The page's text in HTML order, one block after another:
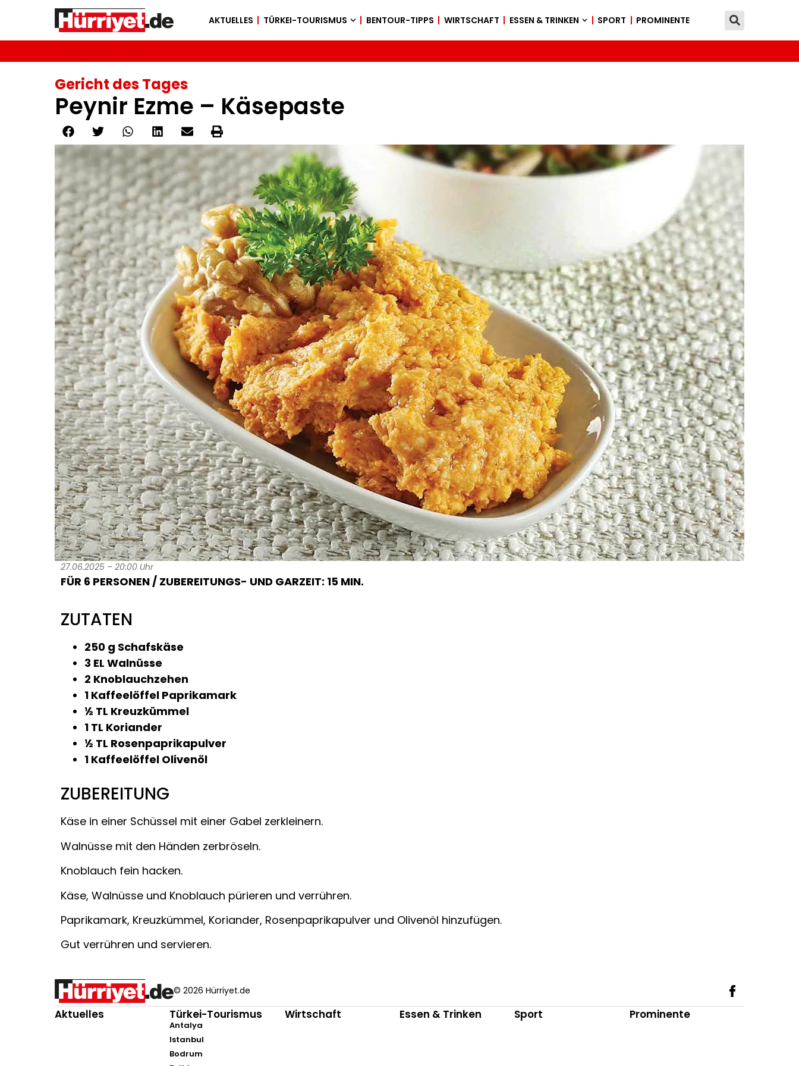
AKTUELLES TÜRKEI-TOURISMUS BENTOUR-TIPPS WIRTSCHAFT ESSEN & TRINKEN SPORT PROMINENTE
Gericht des Tages
Peynir Ezme – Käsepaste
27.06.2025 – 20:00 Uhr
FÜR 6 PERSONEN / ZUBEREITUNGS- UND GARZEIT: 15 MIN.
ZUTATEN
250 g Schafskäse
3 EL Walnüsse
2 Knoblauchzehen
1 Kaffeelöffel Paprikamark
½ TL Kreuzkümmel
1 TL Koriander
½ TL Rosenpaprikapulver
1 Kaffeelöffel Olivenöl
ZUBEREITUNG
Käse in einer Schüssel mit einer Gabel zerkleinern.
Walnüsse mit den Händen zerbröseln.
Knoblauch fein hacken.
Käse, Walnüsse und Knoblauch pürieren und verrühren.
Paprikamark, Kreuzkümmel, Koriander, Rosenpaprikapulver und Olivenöl hinzufügen.
Gut verrühren und servieren.
© 2026 Hürriyet.de
Aktuelles Türkei-Tourismus
Antalya
Istanbul
Bodrum
Wirtschaft Essen & Trinken Sport Prominente